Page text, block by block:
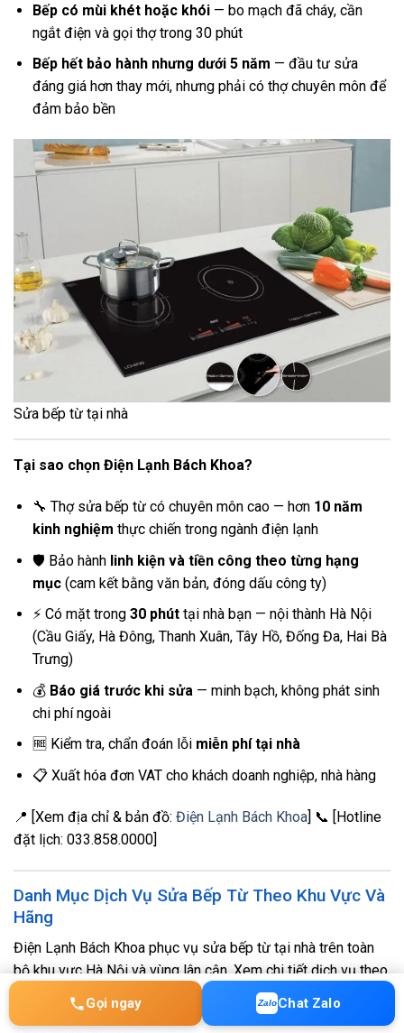
Bếp có mùi khét hoặc khói— bo mạch đã cháy, cần
ngắt điện và gọi thợ trong 30 phút
Bếp hết bảo hành nhưng dưới 5 năm — đầu tư sửa
đáng giá hơn thay mới, nhưng phải có thợ chuyên môn để
đảm bảo bền
Sửa bếp từ tại nhà
Tại sao chọn Điện Lạnh Bách Khoa?
🔧 Thợ sửa bếp từ có chuyên môn cao — hơn 10 năm
kinh nghiệm thực chiến trong ngành điện lạnh
🛡️ Bảo hành linh kiện và tiền công theo từng hạng
mục(cam kết bằng văn bản, đóng dấu công ty)
⚡ Có mặt trong 30 phúttại nhà bạn — nội thành Hà Nội
(Cầu Giấy, Hà Đông, Thanh Xuân, Tây Hồ, Đống Đa, Hai Bà
Trưng)
💰 Báo giá trước khi sửa — minh bạch, không phát sinh
chi phí ngoài
🆓 Kiểm tra, chẩn đoán lỗi miễn phí tại nhà
📋 Xuất hóa đơn VAT cho khách doanh nghiệp, nhà hàng
📍 [Xem địa chỉ & bản đồ: Điện Lạnh Bách Khoa] 📞 [Hotline
đặt lịch: 033.858.0000]
Danh Mục Dịch Vụ Sửa Bếp Từ Theo Khu Vực Và
Hãng
Điện Lạnh Bách Khoa phục vụ sửa bếp từ tại nhà trên toàn
bộ khu vực Hà Nội và vùng lân cận. Xem chi tiết dịch vụ theo
đúng khu vực, khu đô thị hoặc hãng bếp của bạn bên dưới.
Gọi ngay Zalo Chat Zalo